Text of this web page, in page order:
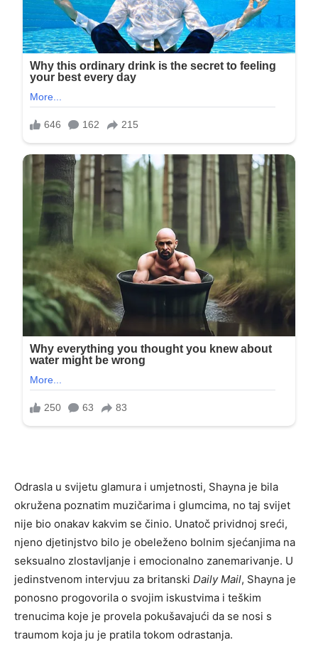
Odrasla u svijetu glamura i umjetnosti, Shayna je bila
okružena poznatim muzičarima i glumcima, no taj svijet
nije bio onakav kakvim se činio. Unatoč prividnoj sreći,
njeno djetinjstvo bilo je obeleženo bolnim sjećanjima na
seksualno zlostavljanje i emocionalno zanemarivanje. U
jedinstvenom intervjuu za britanski Daily Mail, Shayna je
ponosno progovorila o svojim iskustvima i teškim
trenucima koje je provela pokušavajući da se nosi s
traumom koja ju je pratila tokom odrastanja.